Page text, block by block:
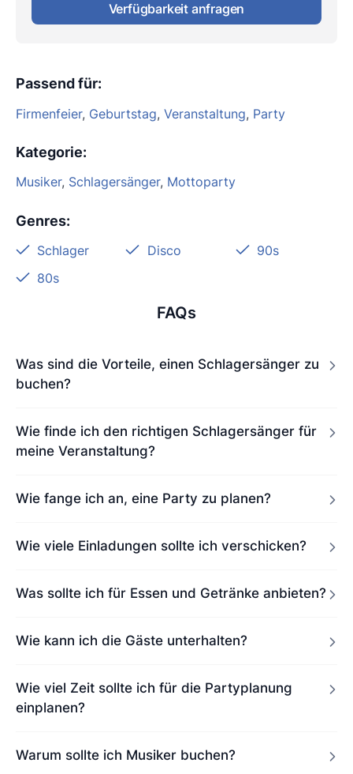
Verfügbarkeit anfragen
Passend für:
Firmenfeier, Geburtstag, Veranstaltung, Party
Kategorie:
Musiker, Schlagersänger, Mottoparty
Genres:
Schlager Disco
90s
80s
FAQs
Was sind die Vorteile, einen Schlagersänger zu
buchen?
Wie finde ich den richtigen Schlagersänger für
meine Veranstaltung?
Wie fange ich an, eine Party zu planen?
Wie viele Einladungen sollte ich verschicken?
Was sollte ich für Essen und Getränke anbieten?
Wie kann ich die Gäste unterhalten?
Wie viel Zeit sollte ich für die Partyplanung
einplanen?
Warum sollte ich Musiker buchen?